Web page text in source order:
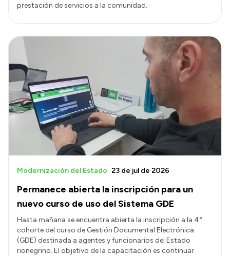
prestación de servicios a la comunidad.
Permanece abierta la inscripción para un
nuevo curso de uso del Sistema GDE
Modernización del Estado 23 de jul de 2026
Hasta mañana se encuentra abierta la inscripción a la 4°
cohorte del curso de Gestión Documental Electrónica
(GDE) destinada a agentes y funcionarios del Estado
rionegrino. El objetivo de la capacitación es continuar